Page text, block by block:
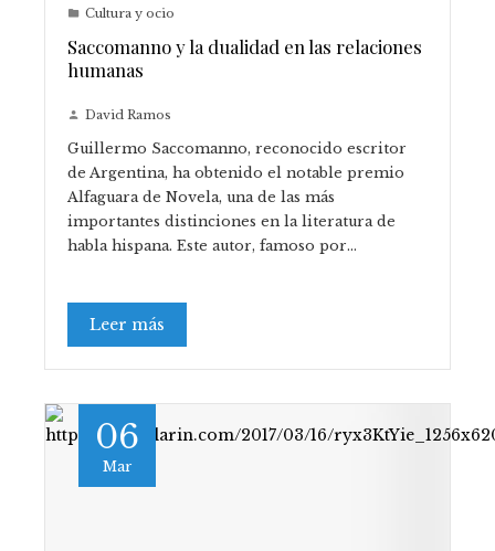
Cultura y ocio
Saccomanno y la dualidad en las relaciones
humanas
David Ramos
Guillermo Saccomanno, reconocido escritor
de Argentina, ha obtenido el notable premio
Alfaguara de Novela, una de las más
importantes distinciones en la literatura de
habla hispana. Este autor, famoso por…
Leer más
06
Mar